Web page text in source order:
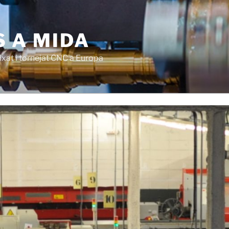
A MIDA
i tornejat CNC a Europa